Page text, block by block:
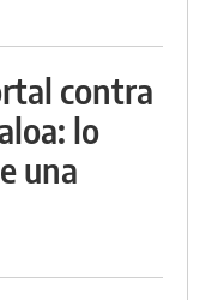
contra
lo
una